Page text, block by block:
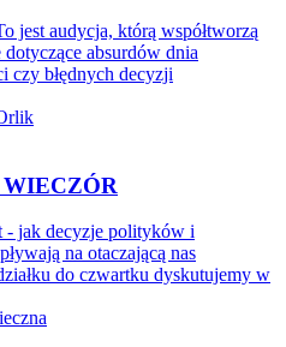
jest audycja, którą współtworzą
absurdów dnia
czy błędnych decyzji
- jak decyzje polityków i
na otaczającą nas
do czwartku dyskutujemy w